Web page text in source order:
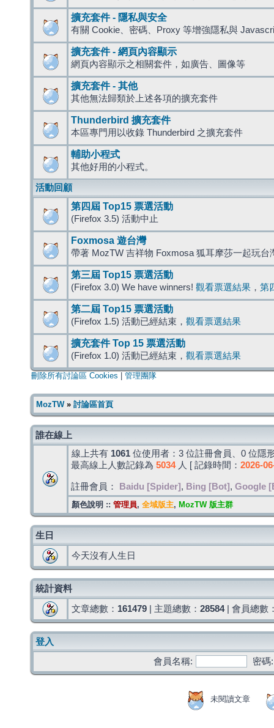
擴充套件 - 隱私與安全
有關 Cookie、密碼、Proxy 等增強隱私與
擴充套件 - 網頁內容顯示
網頁內容顯示之相關套件，如廣告、圖像等
擴充套件 - 其他
其他無法歸類於上述各項的擴充套件
Thunderbird 擴充套件
本區專門用以收錄 Thunderbird 之擴充套件
輔助小程式
其他好用的小程式。
活動回顧
第四屆 Top15 票選活動
(Firefox 3.5) 活動中止
Foxmosa 遊台灣
帶著 MozTW 吉祥物 Foxmosa 狐耳摩莎一起玩台
第三屆 Top15 票選活動
(Firefox 3.0) We have winners! 觀看票選結果 ， 第
第二屆 Top15 票選活動
(Firefox 1.5) 活動已經結束， 觀看票選結果
擴充套件 Top 15 票選活動
(Firefox 1.0) 活動已經結束， 觀看票選結果
刪除所有討論區 Cookies 管理團隊
MozTW» 討論區首頁
誰在線上
線上共有 1061 位使用者：3 位註冊會員、0 位隱
最高線上人數記錄為 5034人 [ 記錄時間： 2026-
註冊會員： Baidu [Spider] , Bing [Bot] , Google
顏色說明 :: 管理員, 全域版主, MozTW 版主群
生日
今天沒有人生日
統計資料
文章總數： 161479 | 主題總數： 28584| 會員總數
登入
會員名稱:
密碼:
未閱讀文章